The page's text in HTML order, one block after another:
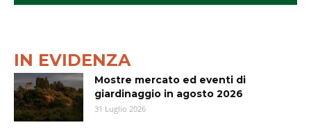
IN EVIDENZA
Mostre mercato ed eventi di
giardinaggio in agosto 2026
31 Luglio 2026